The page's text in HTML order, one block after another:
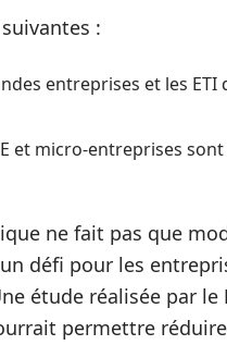
:
entreprises et les
et micro-entreprises
ne fait pas que
défi pour les
étude réalisée par le
permettre